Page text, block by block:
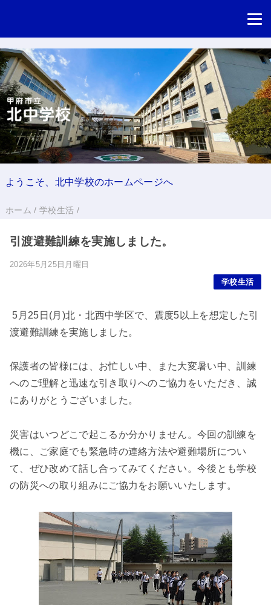
ようこそ、北中学校のホームページへ
ホーム / 学校生活 /
引渡避難訓練を実施しました。
2026年5月25日月曜日
学校生活
5月25日(月)北・北西中学区で、震度5以上を想定した引
渡避難訓練を実施しました。
保護者の皆様には、お忙しい中、また大変暑い中、訓練
へのご理解と迅速な引き取りへのご協力をいただき、誠
にありがとうございました。
災害はいつどこで起こるか分かりません。今回の訓練を
機に、ご家庭でも緊急時の連絡方法や避難場所につい
て、ぜひ改めて話し合ってみてください。今後とも学校
の防災への取り組みにご協力をお願いいたします。